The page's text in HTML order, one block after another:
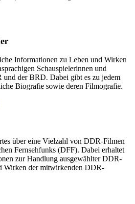
Informationen zu Leben und Wirken
Schauspielerinnen und
und der BRD. Dabei gibt es zu jedem
Biografie sowie deren Filmografie.
über eine Vielzahl von DDR-Filmen
Fernsehfunks (DFF). Dabei erhaltet
zur Handlung ausgewählter DDR-
Wirken der mitwirkenden DDR-